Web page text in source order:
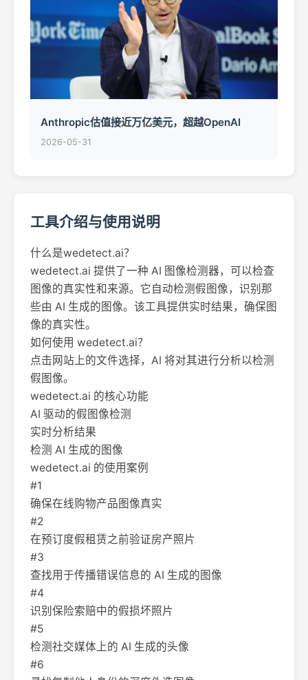
Anthropic估值接近万亿美元，超越OpenAI
2026-05-31
工具介绍与使用说明
什么是wedetect.ai？
wedetect.ai 提供了一种 AI 图像检测器，可以检查
图像的真实性和来源。它自动检测假图像，识别那
些由 AI 生成的图像。该工具提供实时结果，确保图
像的真实性。
如何使用 wedetect.ai？
点击网站上的文件选择，AI 将对其进行分析以检测
假图像。
wedetect.ai 的核心功能
AI 驱动的假图像检测
实时分析结果
检测 AI 生成的图像
wedetect.ai 的使用案例
#1
确保在线购物产品图像真实
#2
在预订度假租赁之前验证房产照片
#3
查找用于传播错误信息的 AI 生成的图像
#4
识别保险索赔中的假损坏照片
#5
检测社交媒体上的 AI 生成的头像
#6